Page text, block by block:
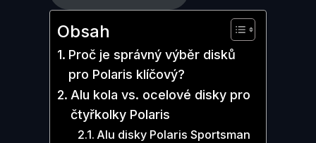
Obsah
Proč je správný výběr disků
pro Polaris klíčový?
Alu kola vs. ocelové disky pro
čtyřkolky Polaris
Alu disky Polaris Sportsman